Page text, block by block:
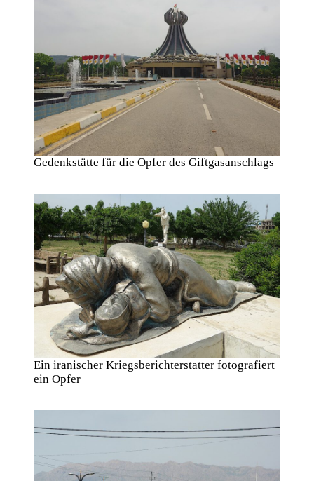
Gedenkstätte für die Opfer des Giftgasanschlags
Ein iranischer Kriegsberichterstatter fotografiert
ein Opfer